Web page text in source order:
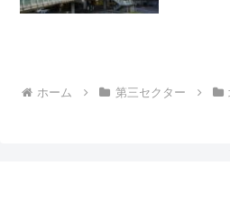
ホーム 第三セクター